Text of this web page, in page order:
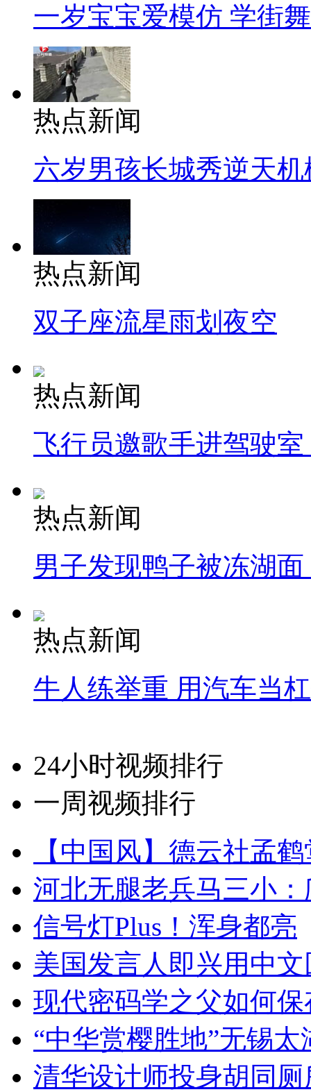
一岁宝宝爱模仿 学街
热点新闻
六岁男孩长城秀逆天机
热点新闻
双子座流星雨划夜空
热点新闻
飞行员邀歌手进驾驶
热点新闻
男子发现鸭子被冻湖
热点新闻
牛人练举重 用汽车当
24小时视频排行
一周视频排行
【中国风】德云社孟
河北无腿老兵马三小
信号灯Plus！浑身都亮
美国发言人即兴用中
现代密码学之父如何
“中华赏樱胜地”无锡
清华设计师投身胡同